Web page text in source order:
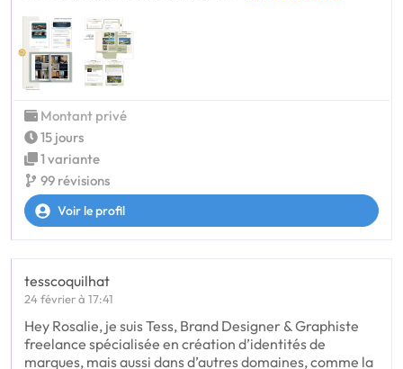
Montant privé
15 jours
1 variante
99 révisions
Voir le profil
tesscoquilhat
24 février à 17:41
Hey Rosalie, je suis Tess, Brand Designer & Graphiste
freelance spécialisée en création d’identités de
marques, mais aussi dans d’autres domaines, comme la